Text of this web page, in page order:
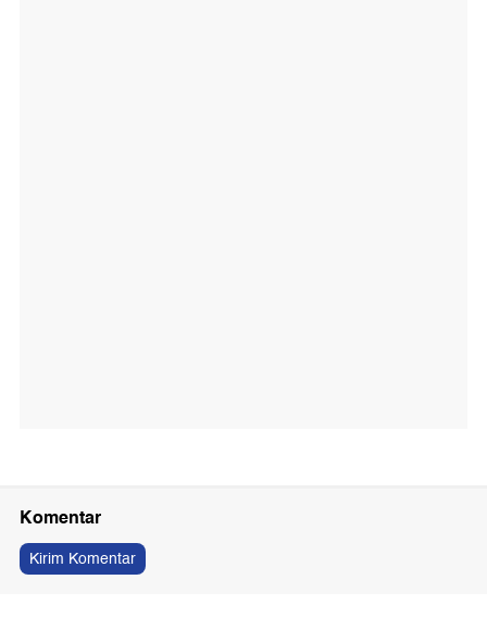
Komentar
Kirim Komentar